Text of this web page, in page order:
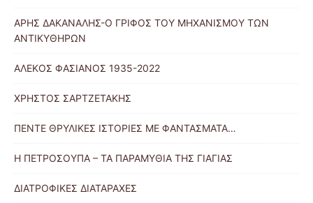
ΑΡΗΣ ΔΑΚΑΝΑΛΗΣ-Ο ΓΡΙΦΟΣ ΤΟΥ ΜΗΧΑΝΙΣΜΟΥ ΤΩΝ
ΑΝΤΙΚΥΘΗΡΩΝ
ΑΛΕΚΟΣ ΦΑΣΙΑΝΟΣ 1935-2022
ΧΡΗΣΤΟΣ ΣΑΡΤΖΕΤΑΚΗΣ
ΠΕΝΤΕ ΘΡΥΛΙΚΕΣ ΙΣΤΟΡΙΕΣ ΜΕ ΦΑΝΤΑΣΜΑΤΑ…
Η ΠΕΤΡΟΣΟΥΠΑ – ΤΑ ΠΑΡΑΜΥΘΙΑ ΤΗΣ ΓΙΑΓΙΑΣ
ΔΙΑΤΡΟΦΙΚΕΣ ΔΙΑΤΑΡΑΧΕΣ